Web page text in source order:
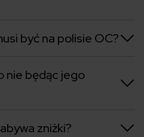
być na polisie OC?
nie będąc jego
zniżki?